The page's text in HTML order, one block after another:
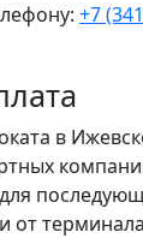
+7
в
от